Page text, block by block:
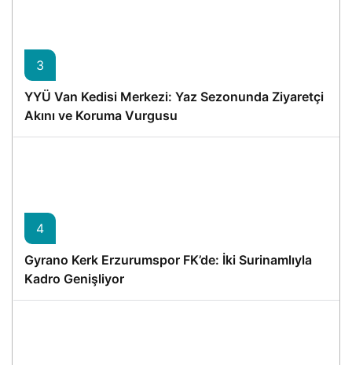
3
YYÜ Van Kedisi Merkezi: Yaz Sezonunda Ziyaretçi
Akını ve Koruma Vurgusu
4
Gyrano Kerk Erzurumspor FK’de: İki Surinamlıyla
Kadro Genişliyor